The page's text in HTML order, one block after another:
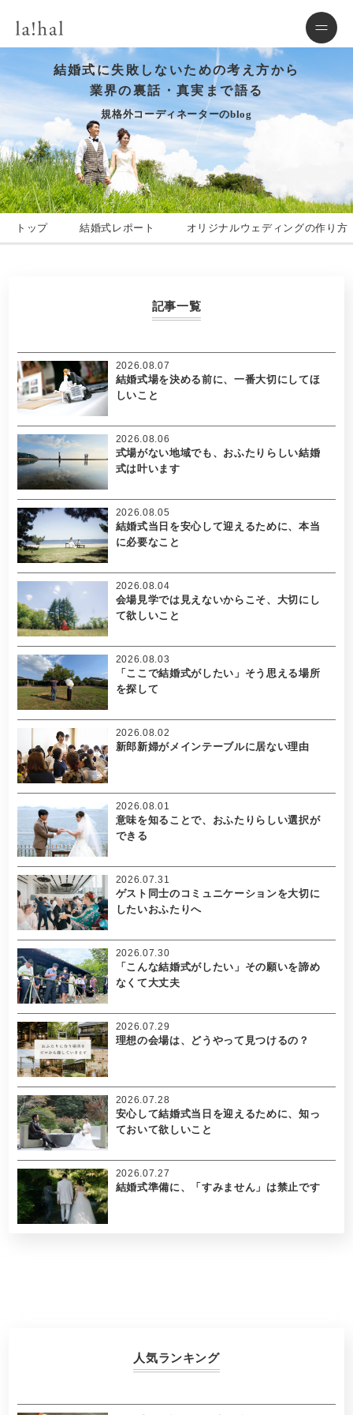
結婚式に失敗しないための考え方から
業界の裏話・真実まで語る
規格外コーディネーターのblog
トップ 結婚式レポート オリジナルウェディングの作り方
記事一覧
結婚式場を決める前に、一番大切にしてほ
しいこと
2026.08.07
式場がない地域でも、おふたりらしい結婚
式は叶います
2026.08.06
結婚式当日を安心して迎えるために、本当
に必要なこと
2026.08.05
会場見学では見えないからこそ、大切にし
て欲しいこと
2026.08.04
「ここで結婚式がしたい」そう思える場所
を探して
2026.08.03
新郎新婦がメインテーブルに居ない理由
2026.08.02
意味を知ることで、おふたりらしい選択が
できる
2026.08.01
ゲスト同士のコミュニケーションを大切に
したいおふたりへ
2026.07.31
「こんな結婚式がしたい」その願いを諦め
なくて大丈夫
2026.07.30
理想の会場は、どうやって見つけるの？
2026.07.29
安心して結婚式当日を迎えるために、知っ
ておいて欲しいこと
2026.07.28
結婚式準備に、「すみません」は禁止です
2026.07.27
人気ランキング